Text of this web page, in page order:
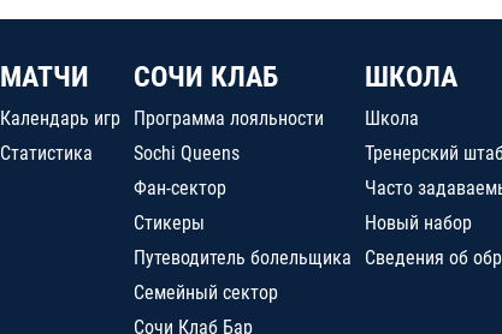
МАТЧИ
Календарь игр
Статистика
СОЧИ КЛАБ
Программа лояльности
Sochi Queens
Фан-сектор
Стикеры
Путеводитель болельщика
Семейный сектор
Сочи Клаб Бар
ШКОЛА
Школа
Тренерский
Часто
Новый набор
Сведения об